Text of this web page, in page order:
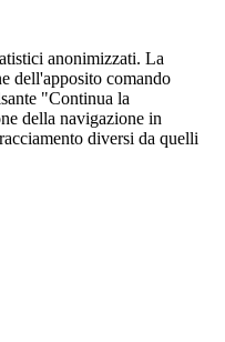
anonimizzati. La
dell'apposito comando
"Continua la
della navigazione in
diversi da quelli